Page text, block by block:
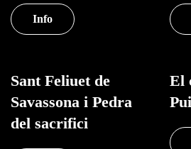
Info
Sant Feliuet de
Savassona i Pedra
del sacrifici
El